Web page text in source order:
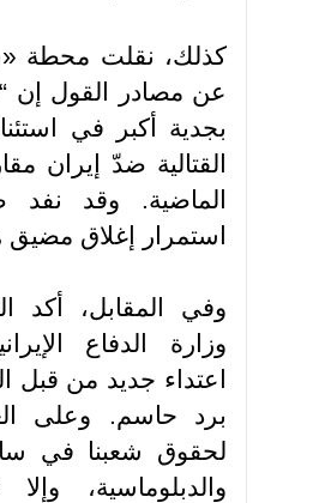
كذلك، نقلت محطة
عن مصادر القول إن “
بجدية أكبر في
القتالية ضدّ إيران
الماضية. وقد
استمرار إغلاق مضيق
وفي المقابل، أكد
وزارة الدفاع
اعتداء جديد من قبل
برد حاسم. وعلى
لحقوق شعبنا في
والدبلوماسية،